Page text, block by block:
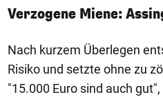
Verzogene Miene:
Nach kurzem Überlegen
Risiko und setzte ohne zu
"15.000 Euro sind auch